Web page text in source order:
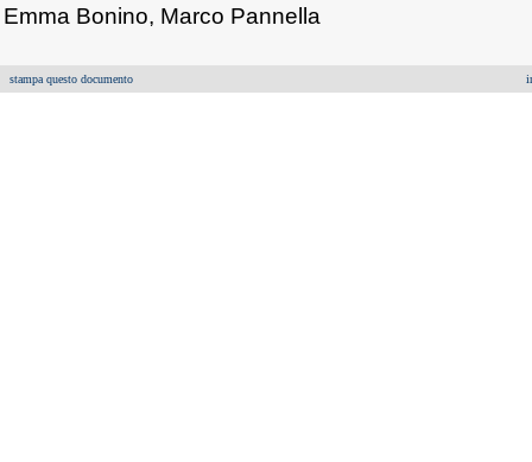
Emma Bonino, Marco Pannella
stampa questo documento